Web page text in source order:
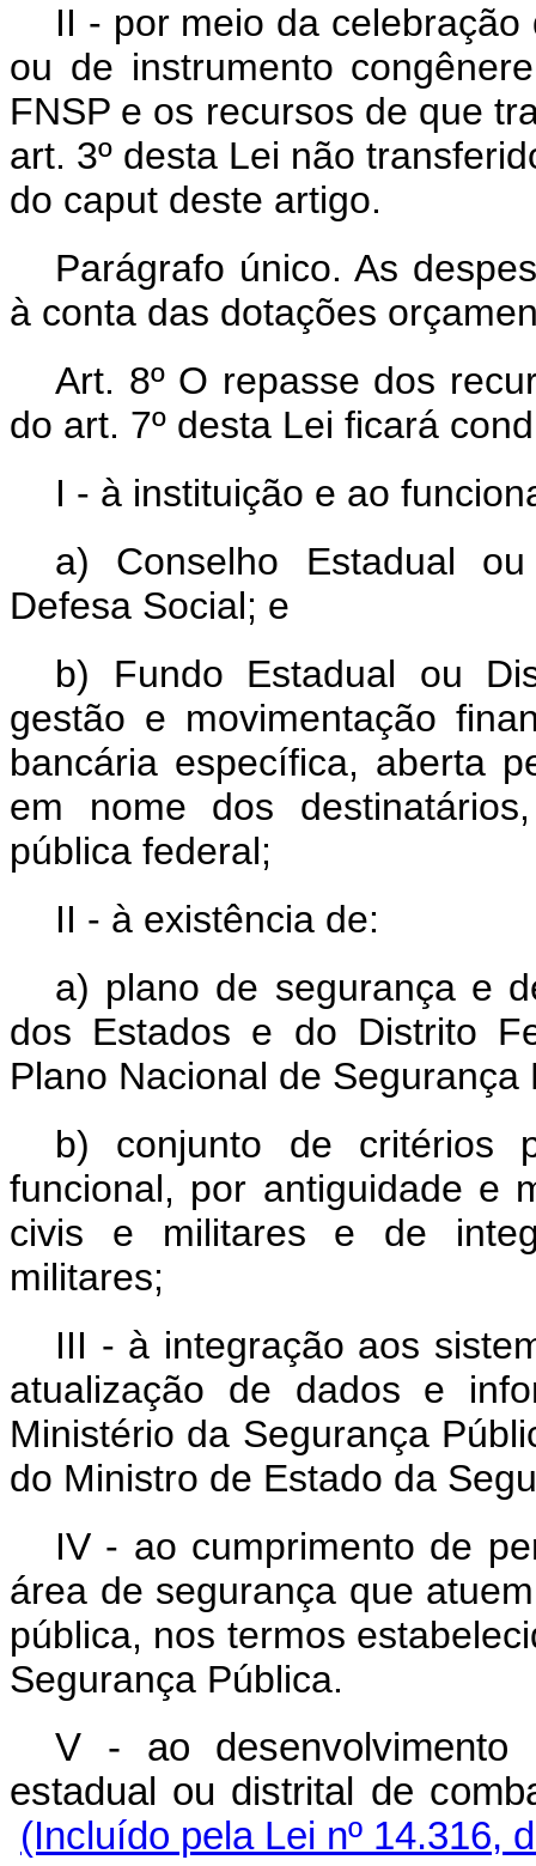
II - por meio da
ou de instrumento
FNSP e os recursos de que
art. 3º desta Lei não
do caput deste artigo.
Parágrafo único. As
à conta das dotações
Art. 8º O repasse dos
do art. 7º desta Lei ficará
I - à instituição e ao
a) Conselho Estadual
Defesa Social; e
b) Fundo Estadual ou
gestão e movimentação
bancária específica, aberta
em nome dos
pública federal;
II - à existência de:
a) plano de segurança e
dos Estados e do Distrito
Plano Nacional de
b) conjunto de critérios
funcional, por antiguidade e
civis e militares e de
militares;
III - à integração aos
atualização de dados e
Ministério da Segurança
do Ministro de Estado da
IV - ao cumprimento de
área de segurança que
pública, nos termos
Segurança Pública.
V - ao
estadual ou distrital de
(Incluído pela Lei nº 14.316,